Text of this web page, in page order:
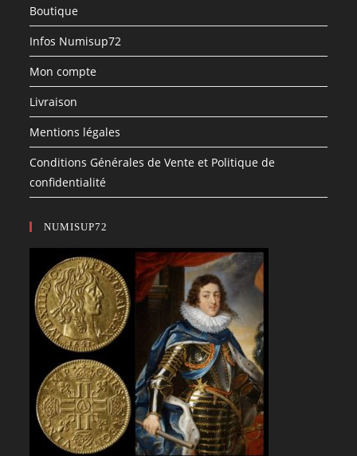
Boutique
Infos Numisup72
Mon compte
Livraison
Mentions légales
Conditions Générales de Vente et Politique de
confidentialité
NUMISUP72